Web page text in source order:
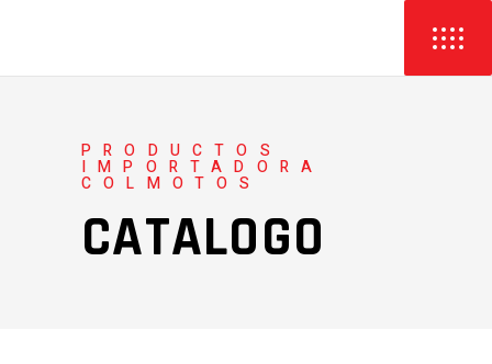
PRODUCTOS
IMPORTADORA
COLMOTOS
CATALOGO